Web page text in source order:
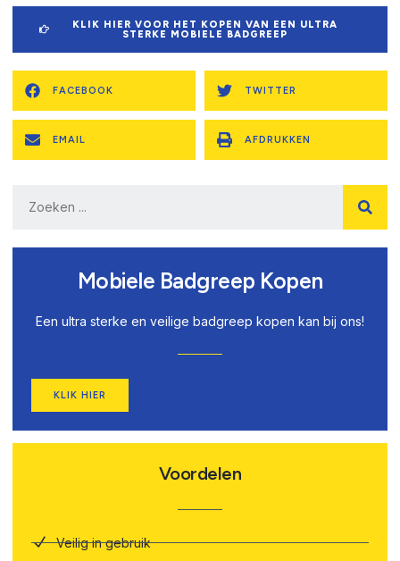
KLIK HIER VOOR HET KOPEN VAN EEN ULTRA
STERKE MOBIELE BADGREEP
FACEBOOK TWITTER
EMAIL AFDRUKKEN
Mobiele Badgreep Kopen
Een ultra sterke en veilige badgreep kopen kan bij ons!
KLIK HIER
Voordelen
Veilig in gebruik